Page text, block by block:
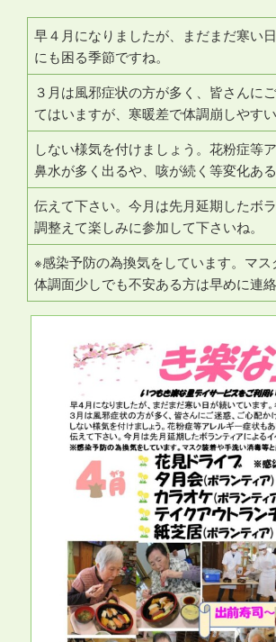
早４月になりましたが、まだまだ寒い
にも困る季節ですね。
３月は風邪症状の方が多く、皆さんに
てはいますが、寒暖差で体調崩しやす
しない様気を付けましょう。花粉症等
鼻水が多く出るや、咳が続く等変化あ
伝えて下さい。今月は先月延期したボ
調整えて楽しみに参加して下さいね。
※感染予防の為換気をしています。マ
体調面少しでも不安ある方は早めに連絡